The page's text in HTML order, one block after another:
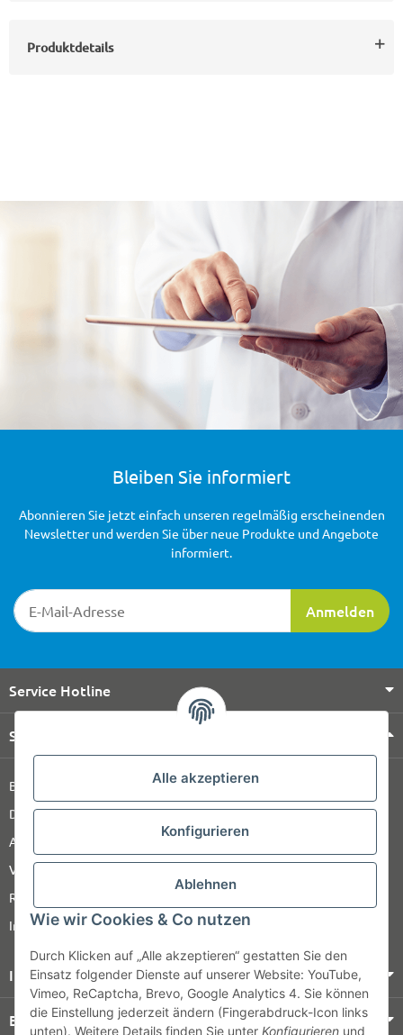
Alle akzeptieren
Konfigurieren
Ablehnen
Wie wir Cookies & Co nutzen
Durch Klicken auf „Alle akzeptieren“ gestatten Sie den
Einsatz folgender Dienste auf unserer Website: YouTube,
Vimeo, ReCaptcha, Brevo, Google Analytics 4. Sie können
die Einstellung jederzeit ändern (Fingerabdruck-Icon links
unten). Weitere Details finden Sie unter Konfigurieren und
Produktdetails
Bleiben Sie informiert
Newsletter-Registrierung
Anmelden
Abonnieren Sie jetzt einfach unseren regelmäßig erscheinenden
Newsletter und werden Sie über neue Produkte und Angebote
informiert.
Service Hotline
Shop Service
Barrierefreiheitserklärung
Datenschutz
AGB
Versandinformationen
Retour
Impressum
Informationen
Bezahlung & Versand